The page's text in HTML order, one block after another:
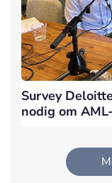
Survey
nodig om